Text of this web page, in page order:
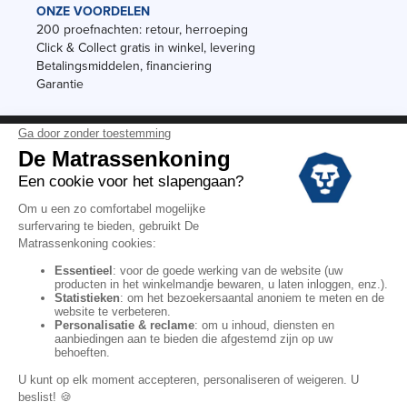
ONZE VOORDELEN
200 proefnachten: retour, herroeping
Click & Collect gratis in winkel, levering
Betalingsmiddelen, financiering
Garantie
Vermeldingen
Black Friday
Voorraadverkoop
Algemene verkoopvoorwaarden voor winkels
Algemene verkoopvoorwaarden op internet
Wettelijke Bepalingen
Persoonlijke gegevens
Kortingscodes De Matrassenkoning